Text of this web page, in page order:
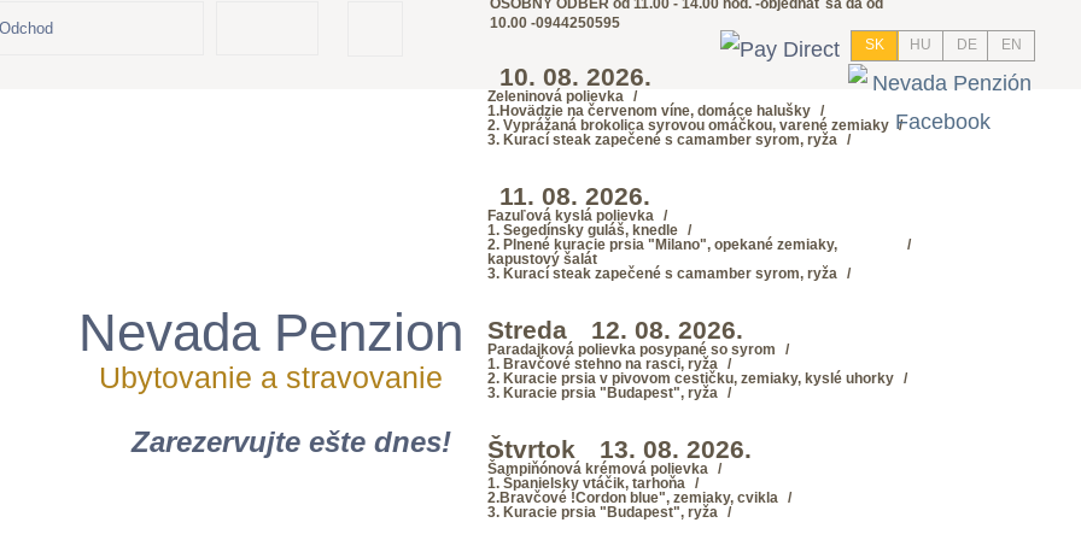
Kontakt Nevada penzión a reštaurácia
SK HU DE EN
OSOBNÝ ODBER od 11.00 - 14.00 hod. -objednať sa dá od
10.00 -0944250595
10. 08. 2026.
Zeleninová polievka
1.Hovädzie na červenom víne, domáce halušky
2. Vyprážaná brokolica syrovou omáčkou, varené zemiaky
3. Kurací steak zapečené s camamber syrom, ryža
11. 08. 2026.
Fazuľová kyslá polievka
1. Segedínsky guláš, knedle
2. Plnené kuracie prsia "Milano", opekané zemiaky,
kapustový šalát
3. Kurací steak zapečené s camamber syrom, ryža
Streda 12. 08. 2026.
Paradajková polievka posypané so syrom
1. Bravčové stehno na rasci, ryža
2. Kuracie prsia v pivovom cestičku, zemiaky, kyslé uhorky
3. Kuracie prsia "Budapest", ryža
Štvrtok 13. 08. 2026.
Šampiňónová krémová polievka
1. Španielsky vtáčik, tarhoňa
2.Bravčové !Cordon blue", zemiaky, cvikla
3. Kuracie prsia "Budapest", ryža
Nevada Penzion
Ubytovanie a stravovanie
Zarezervujte ešte dnes!